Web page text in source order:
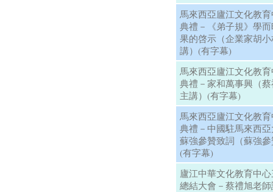
馬來西亞廬江文化教
典禮－《弟子規》學
果的啓示（企業家胡
講）(有字幕)
馬來西亞廬江文化教
典禮－家和萬事興（
主講）(有字幕)
馬來西亞廬江文化教
典禮－中國駐馬來西
蘇強參贊致詞（蘇強
(有字幕)
廬江中華文化教育中
總結大會－蔡禮旭老